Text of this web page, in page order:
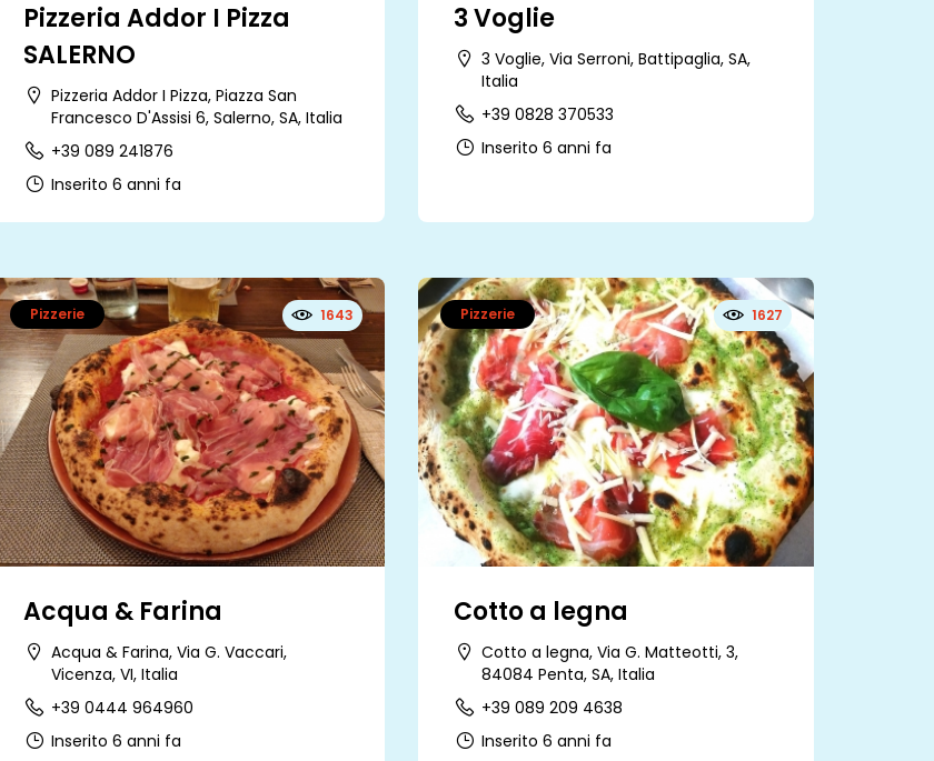
Pizzeria Addor I Pizza
SALERNO
Pizzeria Addor I Pizza, Piazza San
Francesco D'Assisi 6, Salerno, SA, Italia
+39 089 241876
Inserito 6 anni fa
3 Voglie
3 Voglie, Via Serroni, Battipaglia, SA,
Italia
+39 0828 370533
Inserito 6 anni fa
Acqua & Farina
Acqua & Farina, Via G. Vaccari,
Vicenza, VI, Italia
+39 0444 964960
Inserito 6 anni fa
Pizzerie 1643
Cotto a legna
Cotto a legna, Via G. Matteotti, 3,
84084 Penta, SA, Italia
+39 089 209 4638
Inserito 6 anni fa
Pizzerie 1627